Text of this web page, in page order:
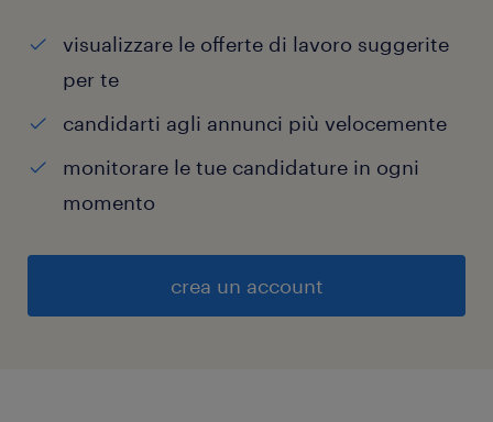
visualizzare le offerte di lavoro suggerite
per te
candidarti agli annunci più velocemente
monitorare le tue candidature in ogni
momento
crea un account